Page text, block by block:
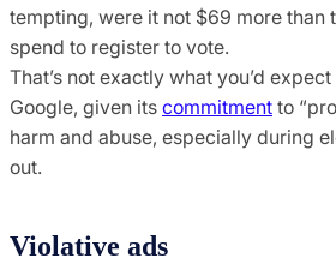
tempting, were it not $69 more than
spend to register to vote.
That’s not exactly what you’d
Google, given its commitment to
harm and abuse, especially during
out.
Violative ads